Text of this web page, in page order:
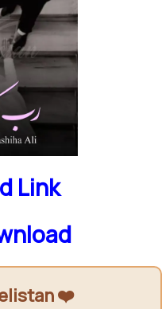
Link
❤️